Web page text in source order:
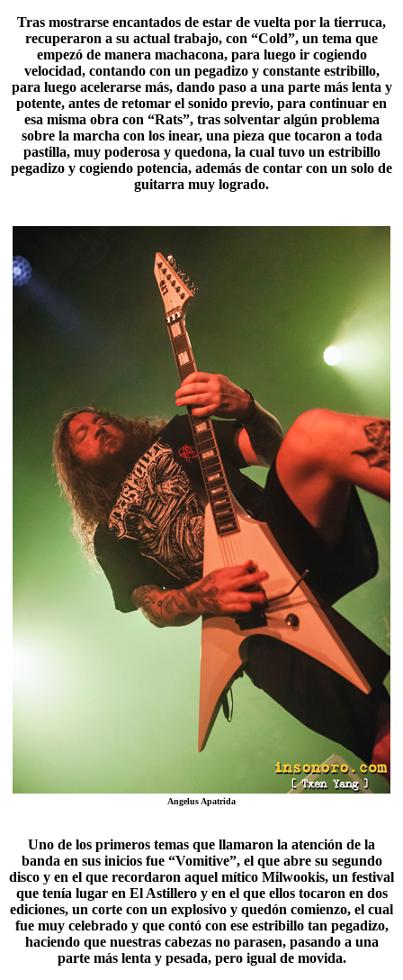
Tras mostrarse encantados de estar de vuelta por la tierruca,
recuperaron a su actual trabajo, con “Cold”, un tema que
empezó de manera machacona, para luego ir cogiendo
velocidad, contando con un pegadizo y constante estribillo,
para luego acelerarse más, dando paso a una parte más lenta y
potente, antes de retomar el sonido previo, para continuar en
esa misma obra con “Rats”, tras solventar algún problema
sobre la marcha con los inear, una pieza que tocaron a toda
pastilla, muy poderosa y quedona, la cual tuvo un estribillo
pegadizo y cogiendo potencia, además de contar con un solo de
guitarra muy logrado.
Angelus Apatrida
Uno de los primeros temas que llamaron la atención de la
banda en sus inicios fue “Vomitive”, el que abre su segundo
disco y en el que recordaron aquel mítico Milwookis, un festival
que tenía lugar en El Astillero y en el que ellos tocaron en dos
ediciones, un corte con un explosivo y quedón comienzo, el cual
fue muy celebrado y que contó con ese estribillo tan pegadizo,
haciendo que nuestras cabezas no parasen, pasando a una
parte más lenta y pesada, pero igual de movida.